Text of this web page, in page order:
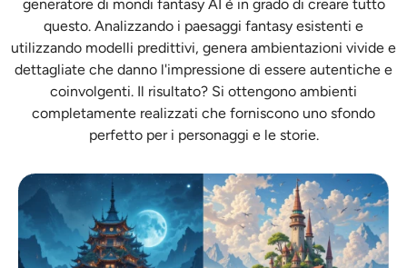
generatore di mondi fantasy AI è in grado di creare tutto
questo. Analizzando i paesaggi fantasy esistenti e
utilizzando modelli predittivi, genera ambientazioni vivide e
dettagliate che danno l'impressione di essere autentiche e
coinvolgenti. Il risultato? Si ottengono ambienti
completamente realizzati che forniscono uno sfondo
perfetto per i personaggi e le storie.